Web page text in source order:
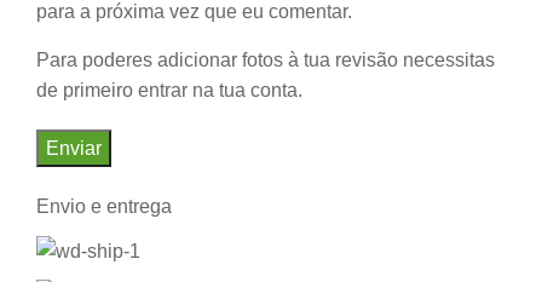
para a próxima vez que eu comentar.
Para poderes adicionar fotos à tua revisão necessitas
de primeiro entrar na tua conta.
Envio e entrega